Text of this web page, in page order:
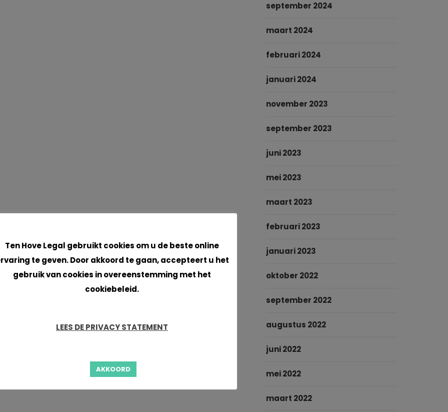
september 2024
maart 2024
februari 2024
januari 2024
november 2023
september 2023
juni 2023
mei 2023
maart 2023
februari 2023
januari 2023
oktober 2022
september 2022
augustus 2022
juni 2022
mei 2022
maart 2022
Ten Hove Legal gebruikt cookies om u de beste online
te geven. Door akkoord te gaan, accepteert u het
gebruik van cookies in overeenstemming met het
cookiebeleid.
LEES DE PRIVACY STATEMENT
AKKOORD